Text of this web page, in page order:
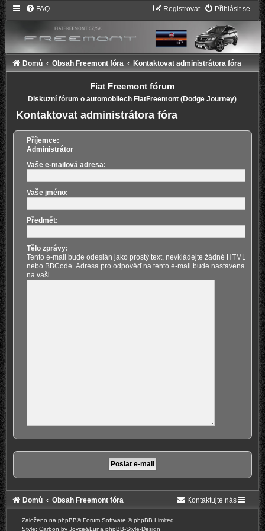
FAQ Přihlásit se
Registrovat
Domů Obsah Freemont fóra Kontaktovat administrátora fóra
Fiat Freemont fórum
Diskuzní fórum o automobilech FiatFreemont (Dodge Journey)
Kontaktovat administrátora fóra
Příjemce:
Administrátor
Vaše e-mailová adresa:
Vaše jméno:
Předmět:
Tělo zprávy:
Tento e-mail bude odeslán jako prostý text, nevkládejte žádné HTML
nebo BBCode. Adresa pro odpověď na tento e-mail bude nastavena
na vaši.
Domů Obsah Freemont fóra Kontaktujte nás
Založeno na phpBB® Forum Software © phpBB Limited
Style: Carbon by Joyce&Luna phpBB-Style-Design